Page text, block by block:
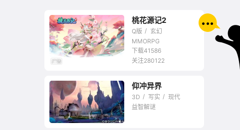
网游
桃花源记2
Q版
玄幻
MMORPG
下载41586
关注280122
仰冲异界
3D 写实
现代
益智解谜